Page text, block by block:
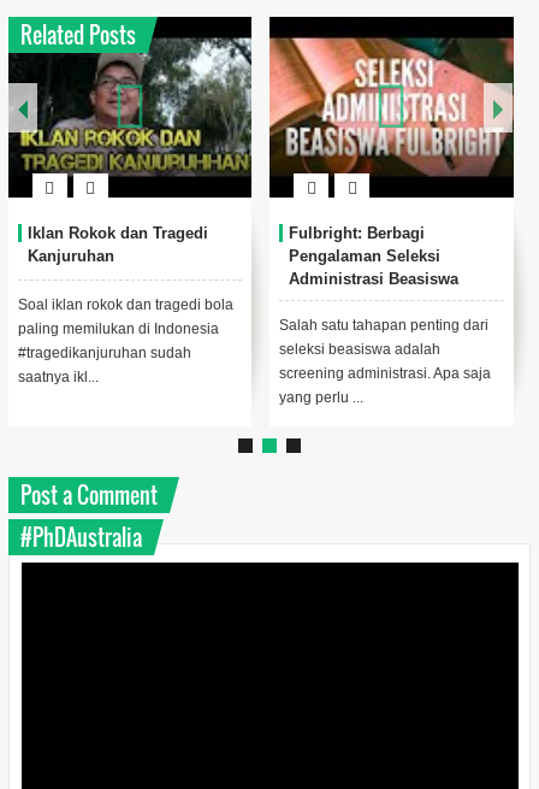
Related Posts
Iklan Rokok dan Tragedi
Kanjuruhan
Soal iklan rokok dan tragedi bola
paling memilukan di Indonesia
#tragedikanjuruhan sudah
saatnya ikl...
Fulbright: Berbagi
Pengalaman Seleksi
Administrasi Beasiswa
Fulbright
Salah satu tahapan penting dari
seleksi beasiswa adalah
screening administrasi. Apa saja
yang perlu ...
Post a Comment
#PhDAustralia